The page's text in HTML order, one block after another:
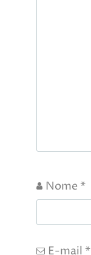
Nome *
E-mail *